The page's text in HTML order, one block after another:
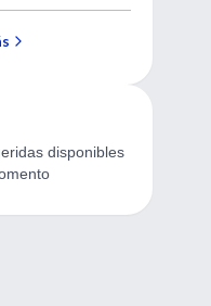
disponibles